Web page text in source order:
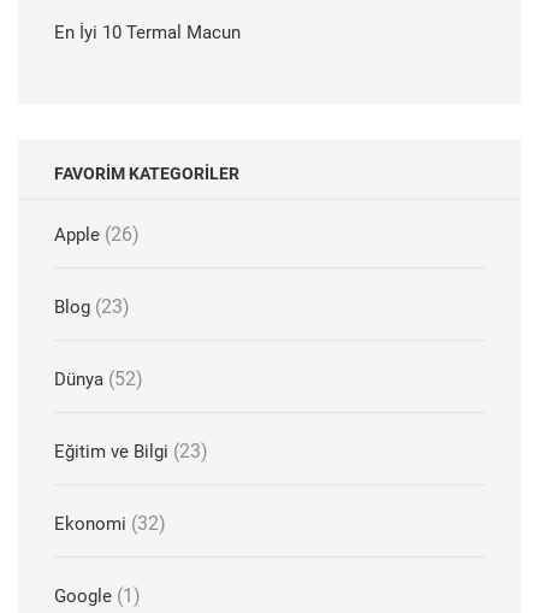
En İyi 10 Termal Macun
FAVORIM KATEGORILER
Apple (26)
Blog (23)
Dünya (52)
Eğitim ve Bilgi (23)
Ekonomi (32)
Google (1)